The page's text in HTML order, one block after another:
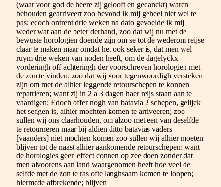
(waar voor god de heere zij gelooft en gedanckt) waren
behouden gearriveert zoo bevond ik mij geheel niet wel te
pas; edoch ontrent drie weken na dato gevoelde ik mij
weder wat aan de beter derhand, zoo dat wij nu met de
bewuste horologien doende zijn om se tot de wederom reijse
claar te maken maar omdat het ook seker is, dat men wel
ruym drie weken van noden heeft, om de dagelyckx
vorderingh off achteringh der voorschreven horologien met
de zon te vinden; zoo dat wij voor tegenwoordigh versteken
zijn om met de alhier leggende retourschepen te konnen
repatrieren; want zij in 2 a 3 dagen haer reijs staan aan te
vaardigen; Edoch offer nogh van batavia 2 schepen, gelijck
het seggen is, alhier mochten komen te arriveeren; zoo
sullen wij ons claarhouden, om alzoo met een van deselfde
te retourneren maar bij aldien ditto batavias vaders
[vaanders] niet mochten komen zoo sullen wij alhier moeten
blijven tot de naast alhier aankomende retourschepen; want
de horologies geen effect connen op zee doen zonder dat
men alvoorens aan land waargenomen heeft hoe veel de
selfde met de zon te ras ofte langhsaam komen te loopen;
hiermede afbrekende; blijven